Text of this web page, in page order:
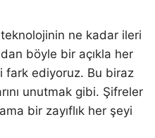
ne kadar ileri
böyle bir açıkla her
fark ediyoruz. Bu biraz
unutmak gibi. Şifreler
bir zayıflık her şeyi